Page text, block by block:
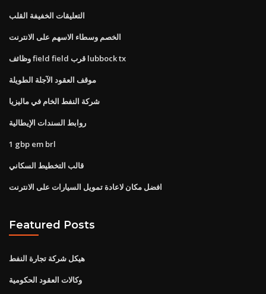
التعليقات الخفيفة القلب
الخصم وسطاء الاسهم على الانترنت
وظائف field field قرب lubbock tx
موقف العقود الآجلة الطويلة
شركة النفط الخام في ماليزيا
روابط السندات الإيطالية
1 gbp em brl
قالب التخطيط السكاني
افضل مكان لاعادة تمويل السيارات على الانترنت
Featured Posts
هيكل شركة تجارة النفط
وكالات العقود الحكومية